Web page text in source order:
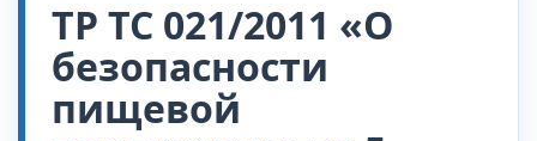
ТР ТС 021/2011 «О
безопасности
пищевой